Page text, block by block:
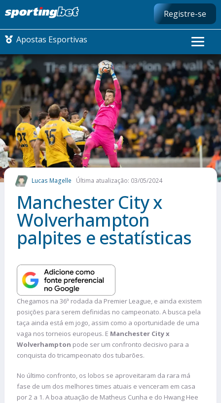
Registre-se
Apostas Esportivas
CONMEBOL LIBERTADORES
FUTEBOL NACIONAL
FUTEBOL INTERNACIONAL
COMO APOSTAR
MAIS ESPORTES
Lucas Magelle Última atualização: 03/05/2024
Manchester City x
Wolverhampton
palpites e estatísticas
Chegamos na 36ª rodada da Premier League, e ainda existem
posições para serem definidas no campeonato. A busca pela
taça ainda está em jogo, assim como a oportunidade de uma
vaga nos torneios europeus. E Manchester City x
Wolverhampton pode ser um confronto decisivo para a
conquista do tricampeonato dos tubarões.
No último confronto, os lobos se aproveitaram da rara má
fase de um dos melhores times atuais e venceram em casa
por 2 a 1. A boa atuação de Matheus Cunha e do Hwang Hee